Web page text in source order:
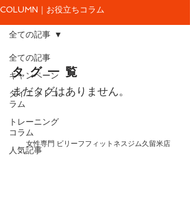
COLUMN｜お役立ちコラム
全ての記事
キャンペーン
ダイエットコ
ラム
トレーニング
コラム
人気記事
全ての記事
タグ一覧
まだタグはありません。
女性専門 ビリーフフィットネスジム久留米店